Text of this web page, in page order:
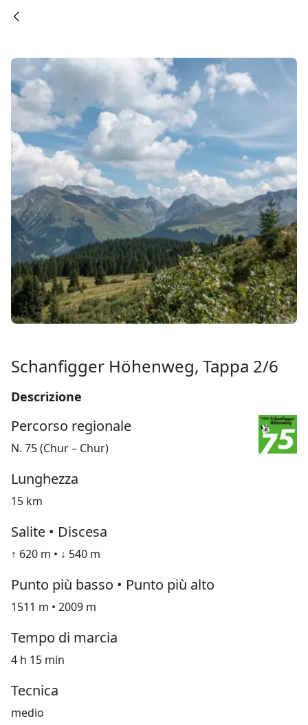
Schanfigger Höhenweg, Tappa 2/6
Descrizione
Percorso regionale
N. 75 (Chur – Chur)
Lunghezza
15 km
Salite • Discesa
↑ 620 m • ↓ 540 m
Punto più basso • Punto più alto
1511 m • 2009 m
Tempo di marcia
4 h 15 min
Tecnica
medio